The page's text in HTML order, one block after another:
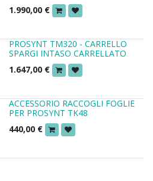
1.990,00 €
PROSYNT TM320 - CARRELLO
SPARGI INTASO CARRELLATO
1.647,00 €
ACCESSORIO RACCOGLI FOGLIE
PER PROSYNT TK48
440,00 €